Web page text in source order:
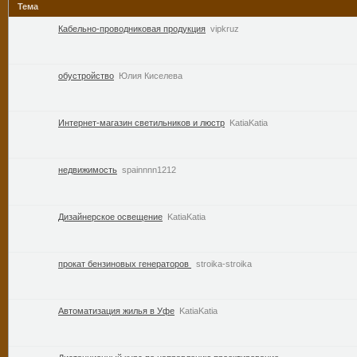
Тема
Кабельно-проводниковая продукция vipkruz
обустройство Юлия Киселева
Интернет-магазин светильников и люстр KatiaKatia
недвижимость spainnnn1212
Дизайнерское освещение KatiaKatia
прокат бензиновых генераторов stroika-stroika
Автоматизация жилья в Уфе KatiaKatia